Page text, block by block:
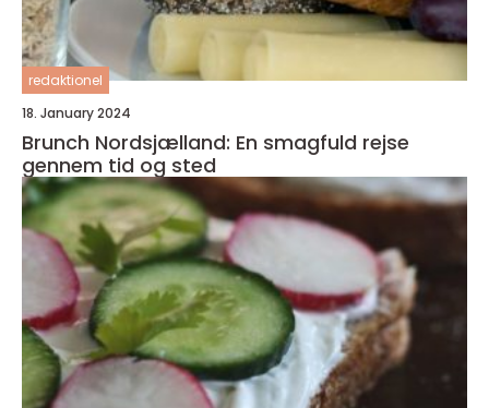
redaktionel
18. January 2024
Brunch Nordsjælland: En smagfuld rejse
gennem tid og sted